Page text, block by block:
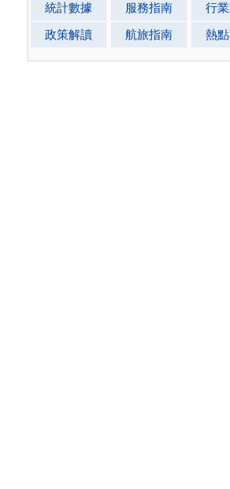
統計數據
服務指南
行
政策解讀
航旅指南 熱